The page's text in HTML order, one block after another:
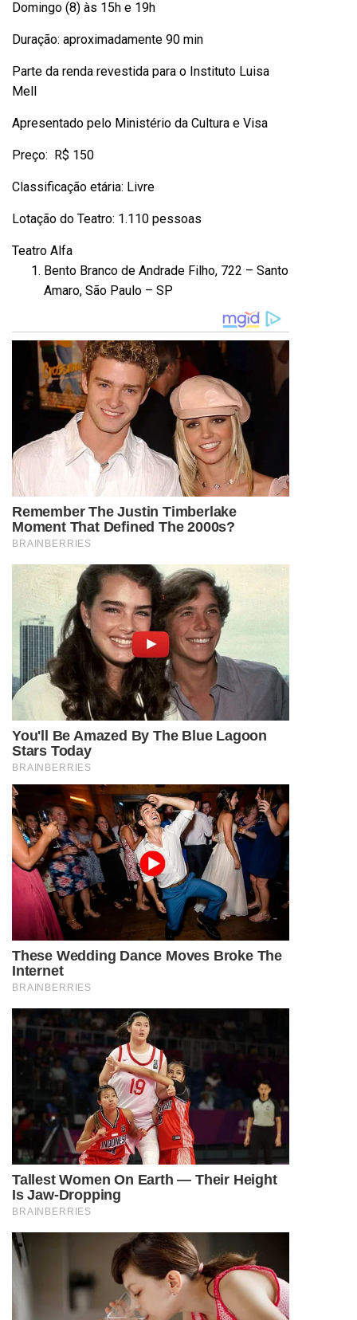
Domingo (8) às 15h e 19h
Duração: aproximadamente 90 min
Parte da renda revestida para o Instituto Luisa
Mell
Apresentado pelo Ministério da Cultura e Visa
Preço: R$ 150
Classificação etária: Livre
Lotação do Teatro: 1.110 pessoas
Teatro Alfa
Bento Branco de Andrade Filho, 722 – Santo
Amaro, São Paulo – SP